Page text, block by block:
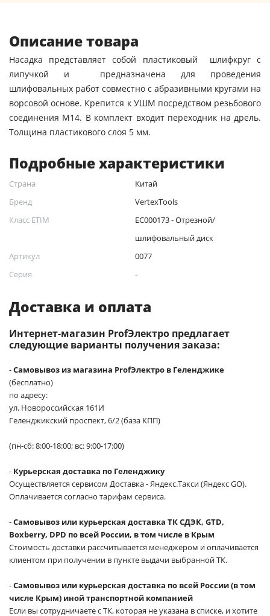
Описание товара
Насадка представляет собой пластиковый шлифкруг с
липучкой и предназначена для проведения
шлифовальных работ совместно с абразивными кругами на
ворсовой основе. Крепится к УШМ посредством резьбового
соединения М14. В комплект входит переходник на дрель.
Толщина пластикового слоя 5 мм.
Подробные характеристики
Страна
Китай
Бренд
VertexTools
Класс ETIM
EC000173 - Отрезной/
шлифовальный диск
Артикул
0077
Серия
-
Доставка и оплата
Интернет-магазин ProfЭлектро предлагает
следующие варианты получения заказа:
-Самовывоз из магазина ProfЭлектро в Геленджике
(бесплатно)
по адресу:
ул. Новороссийская 161И
Геленджикский проспект, 6/2 (база КПП)
(пн-сб: 8:00-18:00; вс: 9:00-17:00)
- Курьерская доставка по Геленджику
Осуществляется сервисом Доставка - Яндекс.Такси (Яндекс GO).
Оплачивается согласно тарифам сервиса.
-Самовывоз или курьерская доставка ТК СДЭК, GTD,
Boxberry, DPD по всей России, в том числе в Крым
Стоимость доставки рассчитывается менеджером и оплачивается
клиентом при получении в пункте выдачи выбранной ТК.
-Самовывоз или курьерская доставка по всей России (в том
числе Крым) иной транспортной компанией
Если вы сотрудничаете с ТК, которая не указана в списке, и хотите